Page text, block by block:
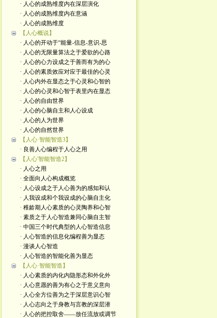
· 人心的成熟维度内在深层演化
· 人心的成熟维度内在意涵
· 人心的成熟维度
【人心概说】
· 人心的开动于“能量-信息-意识-思
· 人心的无限量算法之于爱欲的心路
· 人心的心力设成之于善而有为的心
· 人心的素质效应对应于最佳的心灵
· 人心内外在显态之于心灵和心智的
· 人心的心灵和心智于表里内在显态
· 人心的自由世界
· 人心的心脑自主和人心设成
· 人心的人为世界
· 人心的自然世界
【人心·智能智造3】
· 良善人心编程于人心之用
【人心'智能智造2】
· 人心之用
· 全面向人心构成概览
· 人心设成之于人心善为的感知和认
· 人我设成和个我设成的心脑自主化
· 稚龄期人心素质的心灵陶养和心智
· 素质之于人心智造兼同心脑自主智
· 中国三个时代典型的人心智造信息
· 人心智造的信息化编程善为显态
· 漫谈人心智造
· 人心智造的智能化善为显态
【人心·智能智造】
· 人心素质的内化内隐形态和外化外
· 人心意愿的善为有心之于意义意向
· 人心全方位善为之于深层意识心智
· 人心志向之于身教与言教的深层潜
· 人心的把控取舍——放任流放或调节